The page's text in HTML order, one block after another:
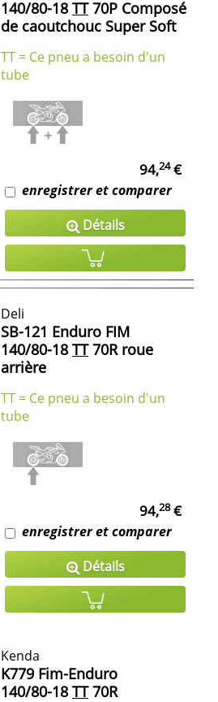
140/80-18 TT70P Composé
de caoutchouc Super Soft
TT = Ce pneu a besoin d'un
tube
94,24€
enregistrer et comparer
Détails
Deli
SB-121 Enduro FIM
140/80-18 TT70R roue
arrière
TT = Ce pneu a besoin d'un
tube
94,28€
enregistrer et comparer
Détails
Kenda
K779 Fim-Enduro
140/80-18 TT70R